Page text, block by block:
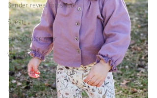
Gender reveal fotoshoot
Soest
Henschotermeer
Vaderdag
Lijntekening
Gratis download